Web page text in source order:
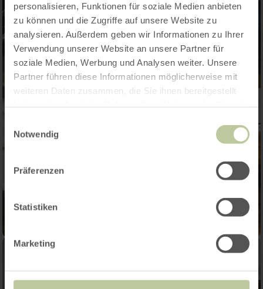
personalisieren, Funktionen für soziale Medien anbieten
zu können und die Zugriffe auf unsere Website zu
analysieren. Außerdem geben wir Informationen zu Ihrer
Verwendung unserer Website an unsere Partner für
soziale Medien, Werbung und Analysen weiter. Unsere
Partner führen diese Informationen möglicherweise mit
weiteren Daten zusammen, die Sie ihnen bereitgestellt
Notwendig
Präferenzen
Statistiken
Marketing